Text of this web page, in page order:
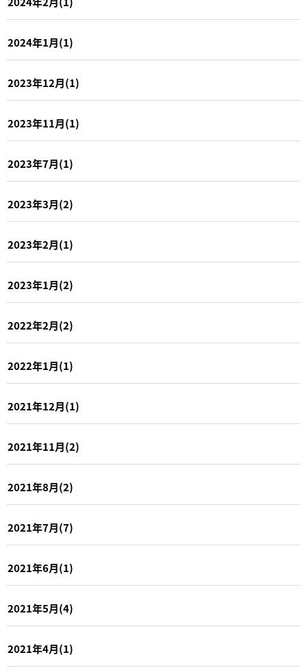
2024年1月(1)
2023年12月(1)
2023年11月(1)
2023年7月(1)
2023年3月(2)
2023年2月(1)
2023年1月(2)
2022年2月(2)
2022年1月(1)
2021年12月(1)
2021年11月(2)
2021年8月(2)
2021年7月(7)
2021年6月(1)
2021年5月(4)
2021年4月(1)